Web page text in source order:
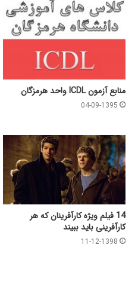
منابع آزمون ICDL واحد هرمزگان
04-09-1395
14 فیلم ویژه کارآفرینان که هر
کارآفرینی باید ببیند
11-12-1398